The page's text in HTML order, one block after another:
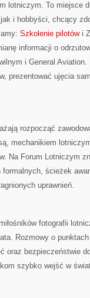
lotniczym. To miejsce
i hobbyści, chcący
Szkolenie pilotówi
informacji o
i General
prezentować ujęcia
rozpocząć
mechanikiem
Na Forum Lotniczym
ścieżek
uprawnień.
fotografii
Rozmowy o
oraz bezpieczeństwie
szybko wejść w